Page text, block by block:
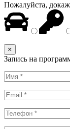
Пожалуйста,
×
Запись на